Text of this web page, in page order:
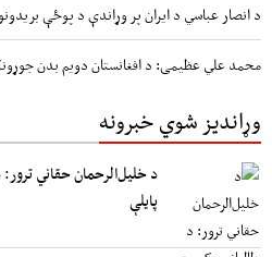
د انصار عباسي د ایران پر وړاندې د پوځې
محمد علي عظیمی: د افغانستان دویم بدن
وړاندیز شوي خبرونه
د خلیل‌الرحمان حقاني
پایلې